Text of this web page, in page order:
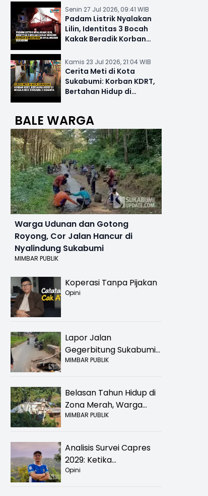
Senin 27 Jul 2026, 09:41 WIB
Padam Listrik Nyalakan
Lilin, Identitas 3 Bocah
Kakak Beradik Korban
Kamis 23 Jul 2026, 21:04 WIB
Cerita Meti di Kota
Sukabumi: Korban KDRT,
Bertahan Hidup di
BALE WARGA
Warga Udunan dan Gotong
Royong, Cor Jalan Hancur di
Nyalindung Sukabumi
MIMBAR PUBLIK
Koperasi Tanpa Pijakan
Opini
Lapor Jalan
Gegerbitung Sukabumi
Bolong! Bahaya Bagi
MIMBAR PUBLIK
Belasan Tahun Hidup di
Zona Merah, Warga
Kampung Nangewer
Relokasi
MIMBAR PUBLIK
Analisis Survei Capres
2029: Ketika
Kepercayaan Menurun,
Opini